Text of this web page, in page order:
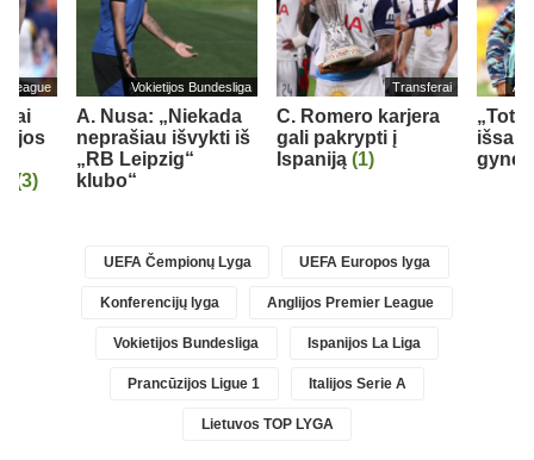
League
(3)
Vokietijos Bundesliga
A. Nusa: „Niekada
neprašiau išvykti iš
„RB Leipzig“
klubo“
Transferai
C. Romero karjera
gali pakrypti į
Ispaniją (1)
UEFA Čempionų Lyga UEFA Europos lyga
Konferencijų lyga Anglijos Premier League
Vokietijos Bundesliga Ispanijos La Liga
Prancūzijos Ligue 1 Italijos Serie A
Lietuvos TOP LYGA